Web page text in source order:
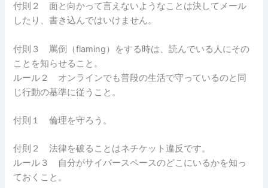
付則２ 面と向かって言えないようなことは決してメール
したり、書き込んではいけません。
付則３ 罵倒（flaming）をする時は、読んでいる人にその
ことを知らせること。
ルール２ オンラインでも普段の生活で守っているのと同
じ行動の基準に従うこと。
付則１ 倫理を守ろう。
付則２ 法律を破ることはネチケット違反です。
ルール３ 自分がサイバースペースのどこにいるかを知っ
ておくこと。